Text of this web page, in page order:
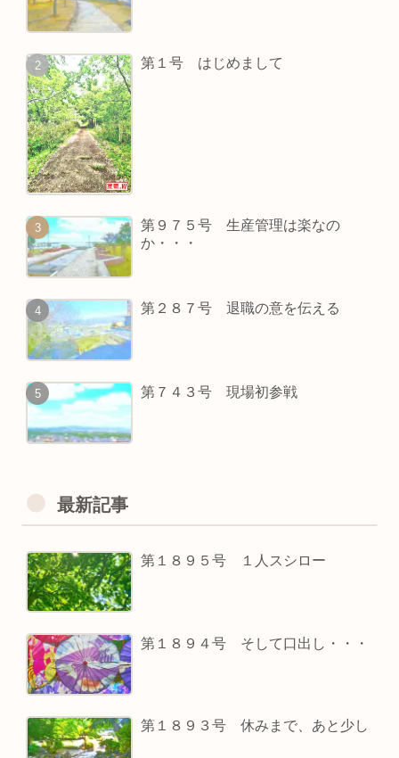
第１号 はじめまして
第９７５号 生産管理は楽なの
か・・・
第２８７号 退職の意を伝える
第７４３号 現場初参戦
最新記事
第１８９５号 １人スシロー
第１８９４号 そして口出し・・・
第１８９３号 休みまで、あと少し